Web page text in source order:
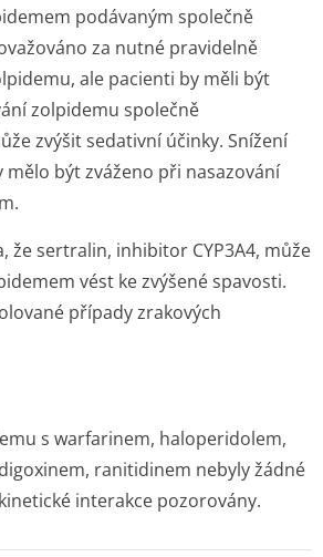
podávaným společně
za nutné pravidelně
ale pacienti by měli být
zolpidemu společně
zvýšit sedativní účinky. Snížení
mělo být zváženo při nasazování
že sertralin, inhibitor CYP3A4, může
vést ke zvýšené spavosti.
případy zrakových
s warfarinem, haloperidolem,
ranitidinem nebyly žádné
interakce pozorovány.